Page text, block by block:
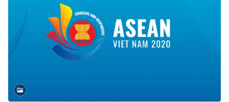
Theo dõi báo trên
Cơ quan chủ quản:Đài Truyền hình Việt Nam
Giấy phép hoạt động báo in và báo điện tử số 483/GP-BTTTT
cấp ngày 29/12/2023